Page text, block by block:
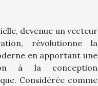
devenue un vecteur
révolutionne la
en apportant une
à la conception
Considérée comme